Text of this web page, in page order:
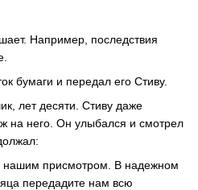
Например, последствия
бумаги и передал его Стиву.
лет десяти. Стиву даже
на него. Он улыбался и смотрел
присмотром. В надежном
передадите нам всю